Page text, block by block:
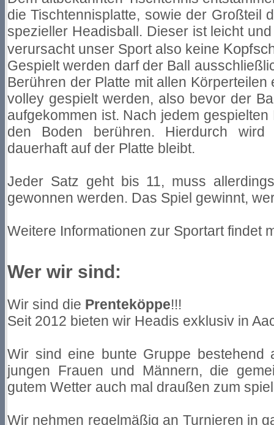
die Tischtennisplatte, sowie der Großteil
spezieller Headisball. Dieser ist leicht
verursacht unser Sport also keine
Gespielt werden darf der Ball
Berühren der Platte mit allen
volley gespielt werden, also bevor der
aufgekommen ist. Nach jedem
den Boden berühren. Hierdurch
dauerhaft auf der Platte bleibt.
Jeder Satz geht bis 11, muss
gewonnen werden. Das Spiel gewinnt,
Weitere Informationen zur Sportart findet
Wer wir sind:
Wir sind die Prenteköppe!!!
Seit 2012 bieten wir Headis exklusiv in
Wir sind eine bunte Gruppe bestehend
jungen Frauen und Männern, die
gutem Wetter auch mal draußen zum
Wir nehmen regelmäßig an Turnieren in